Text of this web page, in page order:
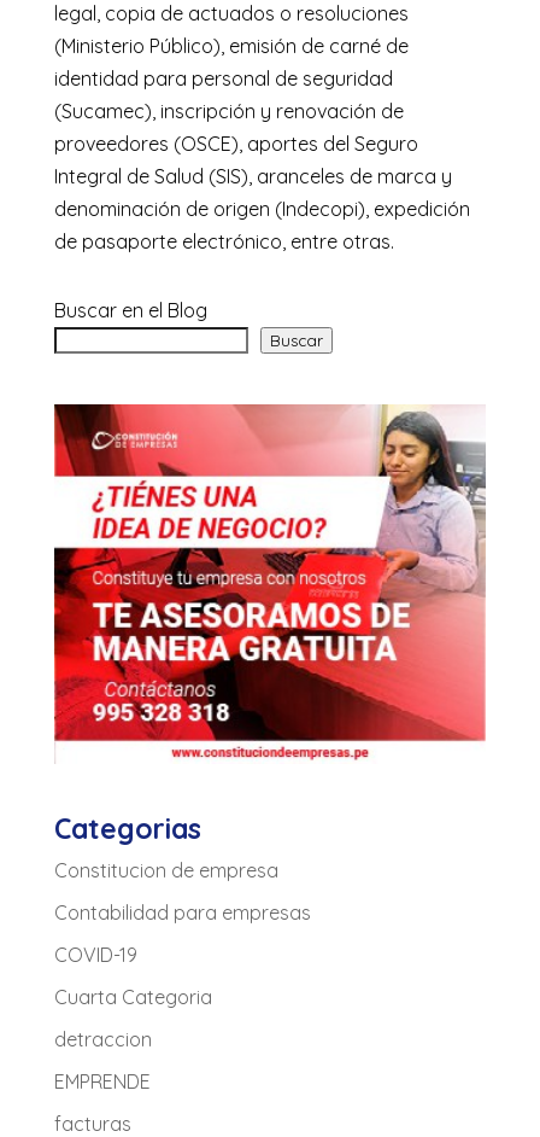
legal, copia de actuados o resoluciones
(Ministerio Público), emisión de carné de
identidad para personal de seguridad
(Sucamec), inscripción y renovación de
proveedores (OSCE), aportes del Seguro
Integral de Salud (SIS), aranceles de marca y
denominación de origen (Indecopi), expedición
de pasaporte electrónico, entre otras.
Buscar en el Blog
Buscar
Categorias
Constitucion de empresa
Contabilidad para empresas
COVID-19
Cuarta Categoria
detraccion
EMPRENDE
facturas